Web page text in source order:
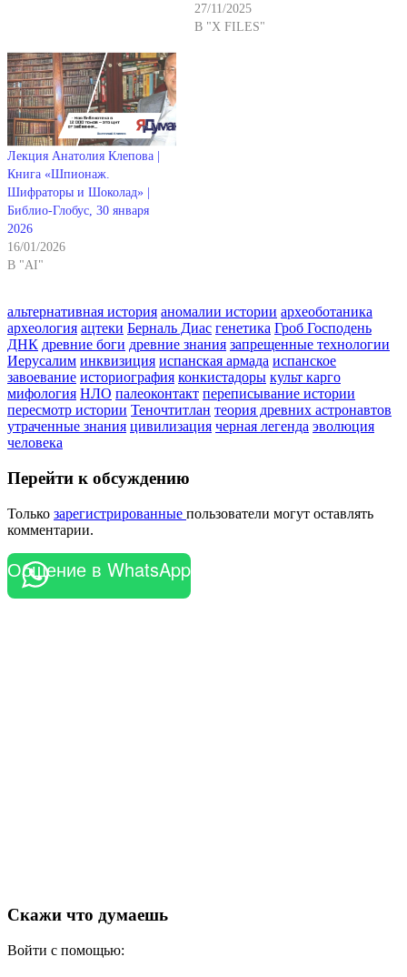
27/11/2025
В "X FILES"
Лекция Анатолия Клепова |
Книга «Шпионаж.
Шифраторы и Шоколад» |
Библио-Глобус, 30 января
2026
16/01/2026
В "AI"
альтернативная история аномалии истории археоботаника
археология ацтеки Берналь Диас генетика Гроб Господень
ДНК древние боги древние знания запрещенные технологии
Иерусалим инквизиция испанская армада испанское
завоевание историография конкистадоры культ карго
мифология НЛО палеоконтакт переписывание истории
пересмотр истории Теночтитлан теория древних астронавтов
утраченные знания цивилизация черная легенда эволюция
человека
Перейти к обсуждению
Только зарегистрированные пользователи могут оставлять
комментарии.
Общение в WhatsApp
Скажи что думаешь
Войти с помощью: